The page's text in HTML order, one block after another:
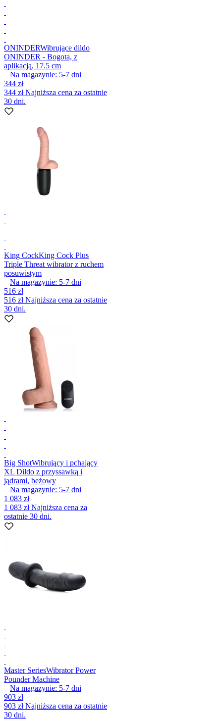
ONINDERWibrujące dildo
ONINDER - Bogota, z
aplikacją, 17.5 cm
Na magazynie: 5-7 dni
344 zł
344 złNajniższa cena za ostatnie
30 dni.
King CockKing Cock Plus
Triple Threat wibrator z ruchem
posuwistym
Na magazynie: 5-7 dni
516 zł
516 złNajniższa cena za ostatnie
30 dni.
Big ShotWibrujący i pchający
XL Dildo z przyssawką i
jądrami, beżowy
Na magazynie: 5-7 dni
1 083 zł
1 083 złNajniższa cena za
ostatnie 30 dni.
Master SeriesWibrator Power
Pounder Machine
Na magazynie: 5-7 dni
903 zł
903 złNajniższa cena za ostatnie
30 dni.